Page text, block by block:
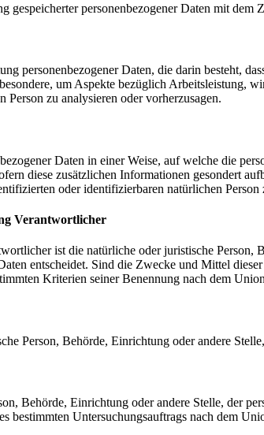
gespeicherter personenbezogener Daten mit dem
personenbezogener Daten, die darin besteht,
um Aspekte bezüglich Arbeitsleistung,
zu analysieren oder vorherzusagen.
Daten in einer Weise, auf welche die
diese zusätzlichen Informationen gesondert
oder identifizierbaren natürlichen Person
Verantwortlicher
ist die natürliche oder juristische
entscheidet. Sind die Zwecke und Mittel
Kriterien seiner Benennung nach dem
Person, Behörde, Einrichtung oder andere
Behörde, Einrichtung oder andere Stelle, der
bestimmten Untersuchungsauftrags nach dem